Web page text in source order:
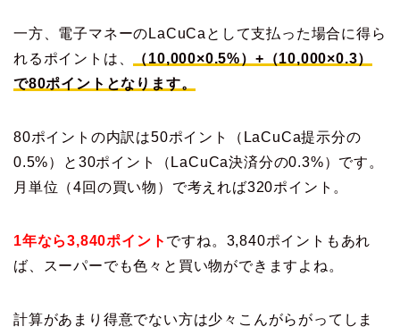
一方、電子マネーのLaCuCaとして支払った場合に得ら
れるポイントは、
（10,000×0.5%）+（10,000×0.3）
で80ポイントとなります。
80ポイントの内訳は50ポイント（LaCuCa提示分の
0.5%）と30ポイント（LaCuCa決済分の0.3%）です。
月単位（4回の買い物）で考えれば320ポイント。
1年なら3,840ポイント ですね。3,840ポイントもあれ
ば、スーパーでも色々と買い物ができますよね。
計算があまり得意でない方は少々こんがらがってしま